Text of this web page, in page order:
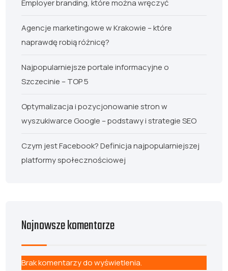
Employer branding, które można wręczyć
Agencje marketingowe w Krakowie – które
naprawdę robią różnicę?
Najpopularniejsze portale informacyjne o
Szczecinie – TOP 5
Optymalizacja i pozycjonowanie stron w
wyszukiwarce Google – podstawy i strategie SEO
Czym jest Facebook? Definicja najpopularniejszej
platformy społecznościowej
Najnowsze komentarze
Brak komentarzy do wyświetlenia.